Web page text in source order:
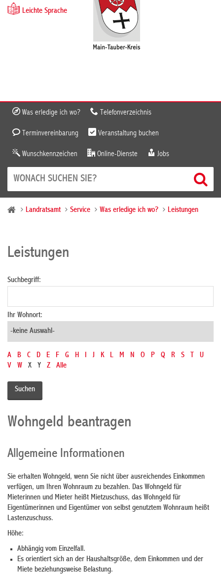
Leichte Sprache
Was erledige ich wo? Telefonverzeichnis
Terminvereinbarung Veranstaltung buchen
Wunschkennzeichen Online-Dienste Jobs
Landratsamt Service Was erledige ich wo? Leistungen
Leistungen
Suchbegriff:
Ihr Wohnort:
A B C D E F G H I J K L M N O P Q R S T
U
V
W X Y Z Alle
Wohngeld beantragen
Allgemeine Informationen
Sie erhalten Wohngeld, wenn Sie nicht über ausreichendes Einkommen
verfügen, um Ihren Wohnraum zu bezahlen. Das Wohngeld für
Mieterinnen und Mieter heißt Mietzuschuss, das Wohngeld für
Eigentümerinnen und Eigentümer von selbst genutztem Wohnraum heißt
Lastenzuschuss.
Höhe:
Abhängig vom Einzelfall.
Es orientiert sich an der Haushaltsgröße, dem Einkommen und der
Miete beziehungsweise Belastung.